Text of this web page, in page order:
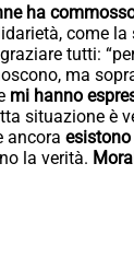
ha
come
tutti:
ma
mi hanno
situazione è
ancora
la verità.